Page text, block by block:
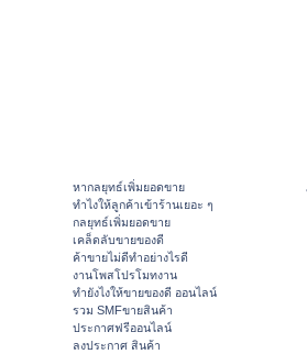
หากลยุทธ์เพิ่มยอดขาย
ทําไงให้ลูกค้าเข้าร้านเยอะ ๆ
กลยุทธ์เพิ่มยอดขาย
เคล็ดลับขายของดี
ค้าขายไม่ดีทำอย่างไรดี
งานโพสโปรโมทงาน
ทํายังไงให้ขายของดี ออนไลน์
รวม SMFขายสินค้า
ประกาศฟรีออนไลน์
ลงประกาศ สินค้า